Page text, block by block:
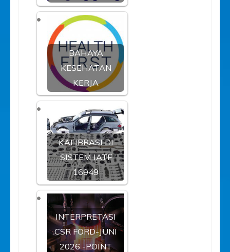
BAHAYA
KESEHATAN
KERJA
KALIBRASI DI
SISTEM IATF
16949
INTERPRETASI
CSR FORD-JUNI
2026 -POINT